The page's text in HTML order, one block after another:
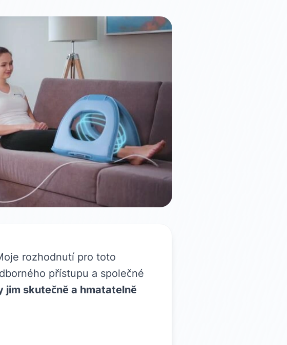
rozhodnutí pro toto
přístupu a společné
skutečně a hmatatelně